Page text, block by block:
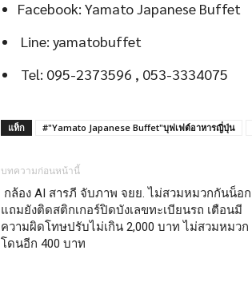
Facebook: Yamato Japanese Buffet
Line: yamatobuffet
Tel: 095-2373596 , 053-3334075
แท็ก #"Yamato Japanese Buffet"บุฟเฟต์อาหารญี่ปุ่น
บทความก่อนหน้านี้
กล้อง AI สารภี จับภาพ จยย. ไม่สวมหมวกกันน็อก
แถมยังติดสติกเกอร์ปิดบังเลขทะเบียนรถ เตือนมี
ความผิดโทษปรับไม่เกิน 2,000 บาท ไม่สวมหมวก
โดนอีก 400 บาท